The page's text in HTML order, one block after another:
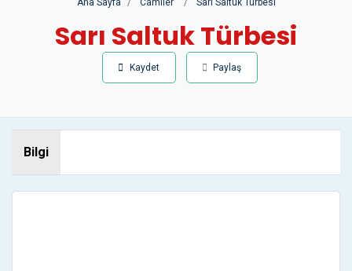
Ana Sayfa Camiler Sarı Saltuk Türbesi
Sarı Saltuk Türbesi
Kaydet Paylaş
Bilgi